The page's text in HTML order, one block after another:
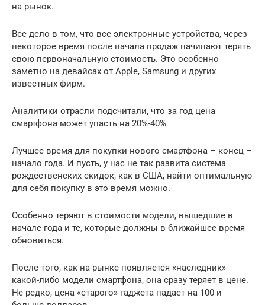
на рынок.
Все дело в том, что все электронные устройства, через
некоторое время после начала продаж начинают терять
свою первоначальную стоимость. Это особенно
заметно на девайсах от Apple, Samsung и других
известных фирм.
Аналитики отрасли подсчитали, что за год цена
смартфона может упасть на 20%-40%
Лучшее время для покупки нового смартфона – конец –
начало года. И пусть, у нас не так развита система
рождественских скидок, как в США, найти оптимальную
для себя покупку в это время можно.
Особенно теряют в стоимости модели, вышедшие в
начале года и те, которые должны в ближайшее время
обновиться.
После того, как на рынке появляется «наследник»
какой-либо модели смартфона, она сразу теряет в цене.
Не редко, цена «старого» гаджета падает на 100 и